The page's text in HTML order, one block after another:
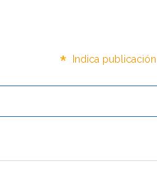
* Indica